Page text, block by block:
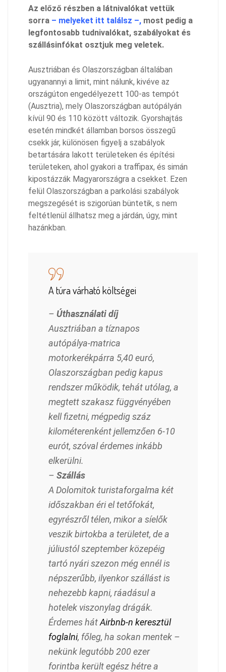
Az előző részben a látnivalókat vettük
sorra – melyeket itt találsz –, most pedig a
legfontosabb tudnivalókat, szabályokat és
szállásinfókat osztjuk meg veletek.
Ausztriában és Olaszországban általában
ugyanannyi a limit, mint nálunk, kivéve az
országúton engedélyezett 100-as tempót
(Ausztria), mely Olaszországban autópályán
kívül 90 és 110 között változik. Gyorshajtás
esetén mindkét államban borsos összegű
csekk jár, különösen figyelj a szabályok
betartására lakott területeken és építési
területeken, ahol gyakori a traffipax, és simán
kipostázzák Magyarországra a csekket. Ezen
felül Olaszországban a parkolási szabályok
megszegését is szigorúan büntetik, s nem
feltétlenül állhatsz meg a járdán, úgy, mint
hazánkban.
A túra várható költségei
– Úthasználati díj
Ausztriában a tíznapos
autópálya-matrica
motorkerékpárra 5,40 euró,
Olaszországban pedig kapus
rendszer működik, tehát utólag, a
megtett szakasz függvényében
kell fizetni, mégpedig száz
kilométerenként jellemzően 6-10
eurót, szóval érdemes inkább
elkerülni.
– Szállás
A Dolomitok turistaforgalma két
időszakban éri el tetőfokát,
egyrészről télen, mikor a síelők
veszik birtokba a területet, de a
júliustól szeptember közepéig
tartó nyári szezon még ennél is
népszerűbb, ilyenkor szállást is
nehezebb kapni, ráadásul a
hotelek viszonylag drágák.
Érdemes hátAirbnb-n keresztül
foglalni, főleg, ha sokan mentek –
nekünk legutóbb 200 ezer
forintba került egész hétre a